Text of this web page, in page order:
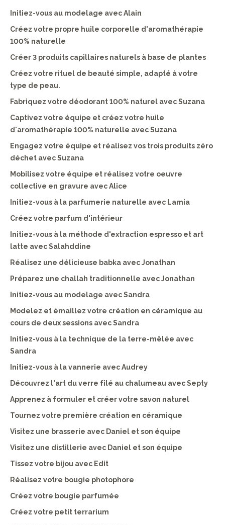
Initiez-vous au modelage avec Alain
Créez votre propre huile corporelle d'aromathérapie
100% naturelle
Créer 3 produits capillaires naturels à base de plantes
Créez votre rituel de beauté simple, adapté à votre
type de peau.
Fabriquez votre déodorant 100% naturel avec Suzana
Captivez votre équipe et créez votre huile
d'aromathérapie 100% naturelle avec Suzana
Engagez votre équipe et réalisez vos trois produits zéro
déchet avec Suzana
Mobilisez votre équipe et réalisez votre oeuvre
collective en gravure avec Alice
Initiez-vous à la parfumerie naturelle avec Lamia
Créez votre parfum d'intérieur
Initiez-vous à la méthode d'extraction espresso et art
latte avec Salahddine
Réalisez une délicieuse babka avec Jonathan
Préparez une challah traditionnelle avec Jonathan
Initiez-vous au modelage avec Sandra
Modelez et émaillez votre création en céramique au
cours de deux sessions avec Sandra
Initiez-vous à la technique de la terre-mêlée avec
Sandra
Initiez-vous à la vannerie avec Audrey
Découvrez l'art du verre filé au chalumeau avec Septy
Apprenez à formuler et créer votre savon naturel
Tournez votre première création en céramique
Visitez une brasserie avec Daniel et son équipe
Visitez une distillerie avec Daniel et son équipe
Tissez votre bijou avec Edit
Réalisez votre bougie photophore
Créez votre bougie parfumée
Créez votre petit terrarium